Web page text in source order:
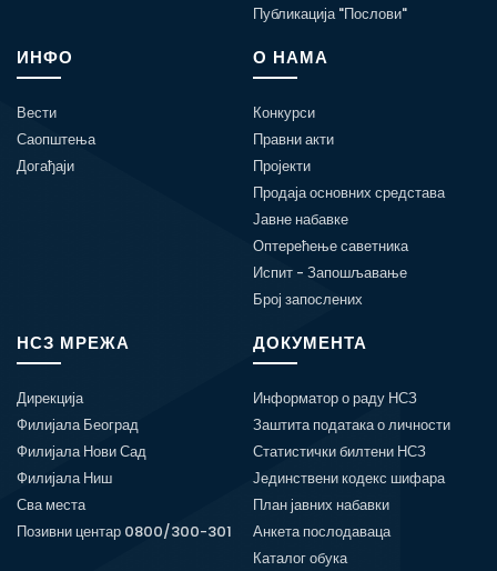
Публикација "Послови"
ИНФО
Вести
Саопштења
Догађаји
О НАМА
Конкурси
Правни акти
Пројекти
Продаја основних средстава
Јавне набавке
Оптерећење саветника
Испит - Запошљавање
Број запослених
НСЗ МРЕЖА
Дирекција
Филијала Београд
Филијала Нови Сад
Филијала Ниш
Сва места
Позивни центар 0800/300-301
ДОКУМЕНТА
Информатор о раду НСЗ
Заштита података о личности
Статистички билтени НСЗ
Јединствени кодекс шифара
План јавних набавки
Анкета послодаваца
Каталог обука